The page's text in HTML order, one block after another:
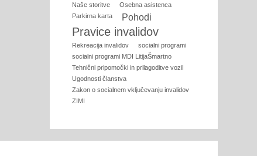
Naše storitve
Osebna asistenca
Parkirna karta
Pohodi
Pravice invalidov
Rekreacija invalidov
socialni programi
socialni programi MDI LitijaŠmartno
Tehnični pripomočki in prilagoditve vozil
Ugodnosti članstva
Zakon o socialnem vključevanju invalidov
ZIMI